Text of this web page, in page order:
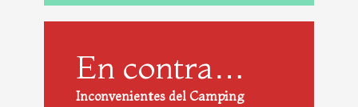
En contra…
Inconvenientes del Camping